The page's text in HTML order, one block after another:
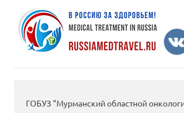
ГОБУЗ "Мурманский областной